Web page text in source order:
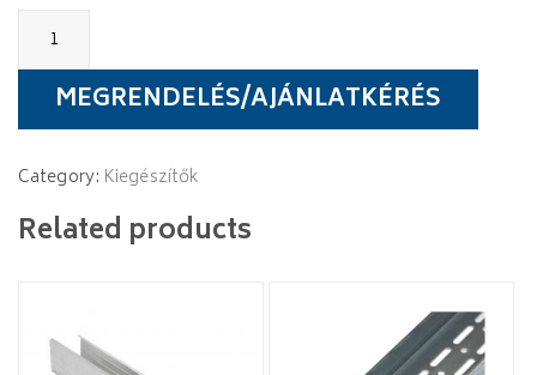
Direkt
függesztő
60x120
quantityMEGRENDELÉS/AJÁNLATKÉRÉS
Category: Kiegészítők
Related products